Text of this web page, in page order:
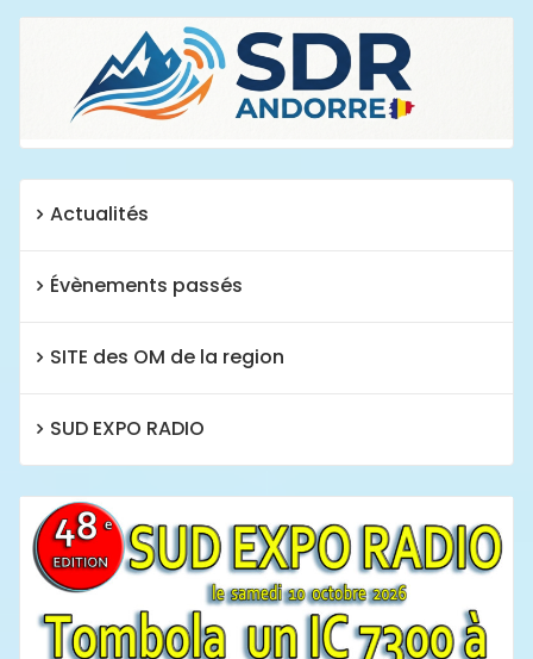
Actualités
Évènements passés
SITE des OM de la region
SUD EXPO RADIO